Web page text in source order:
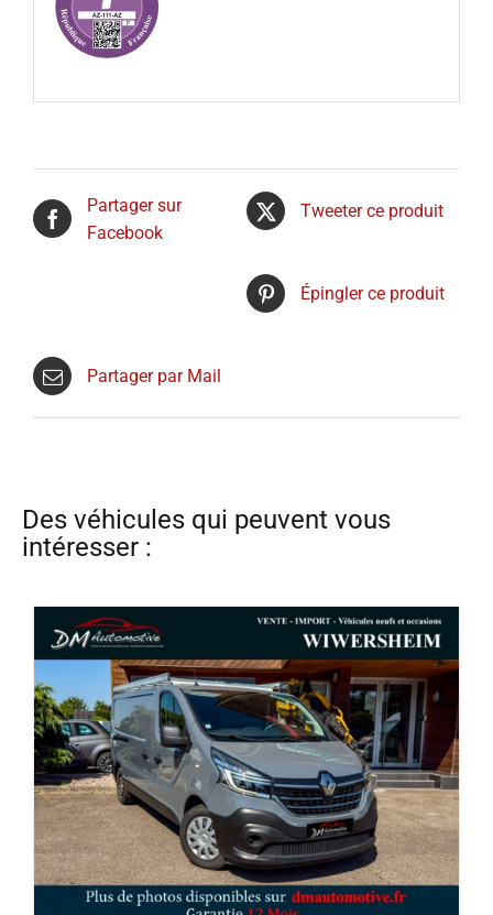
Partager sur
Facebook
Tweeter ce produit
Épingler ce produit
Partager par Mail